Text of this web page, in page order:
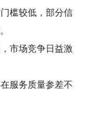
槛较低，部分信
市场竞争日益激
服务质量参差不